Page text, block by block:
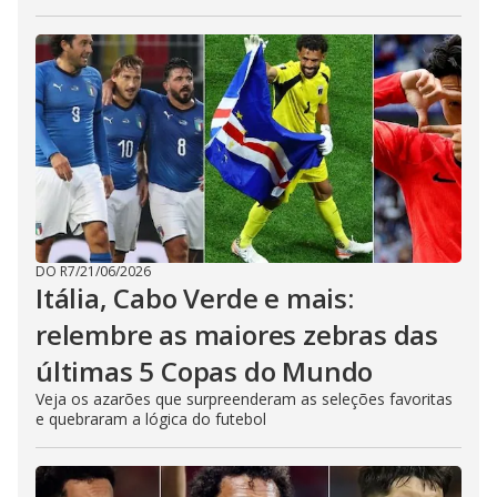
DO R7/21/06/2026
Itália, Cabo Verde e mais:
relembre as maiores zebras das
últimas 5 Copas do Mundo
Veja os azarões que surpreenderam as seleções favoritas
e quebraram a lógica do futebol